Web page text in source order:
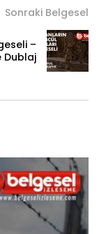
Sonraki Belgesel
–
Dublaj